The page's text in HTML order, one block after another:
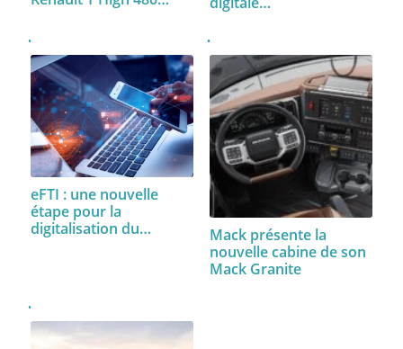
eFTI : une nouvelle
étape pour la
digitalisation du…
Mack présente la
nouvelle cabine de son
Mack Granite